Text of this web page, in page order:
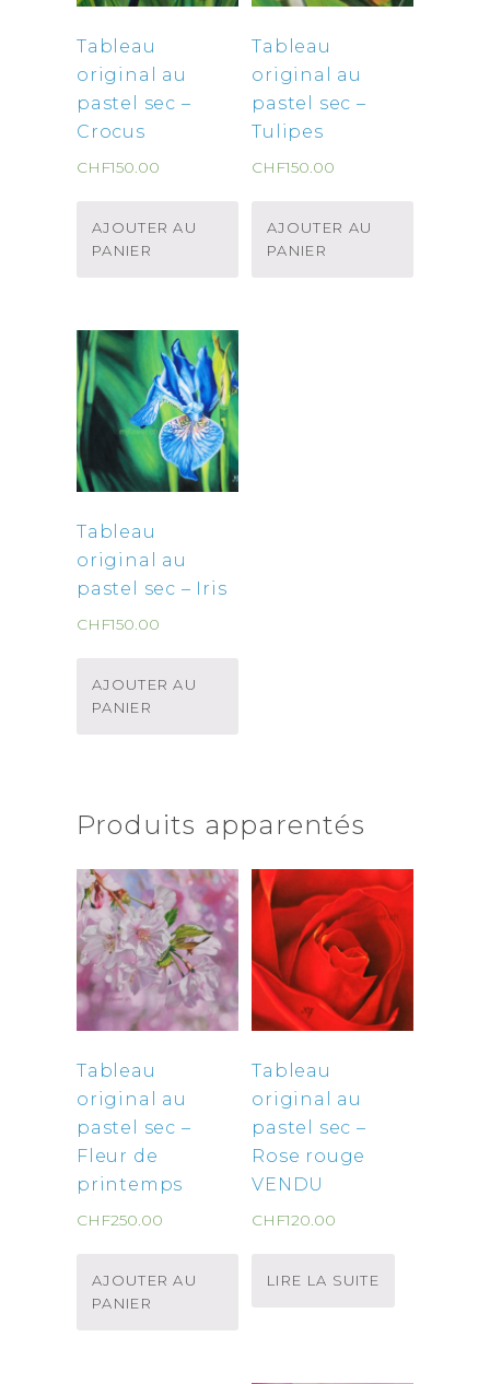
Tableau
original au
pastel sec –
Crocus
CHF150.00
AJOUTER AU
PANIER
Tableau
original au
pastel sec –
Tulipes
CHF150.00
AJOUTER AU
PANIER
Tableau
original au
pastel sec – Iris
CHF150.00
AJOUTER AU
PANIER
Produits apparentés
Tableau
original au
pastel sec –
Fleur de
printemps
CHF250.00
AJOUTER AU
PANIER
Tableau
original au
pastel sec –
Rose rouge
VENDU
CHF120.00
LIRE LA SUITE